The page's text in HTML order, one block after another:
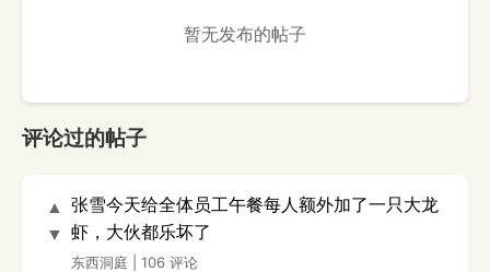
暂无发布的帖子
评论过的帖子
▲
▼
张雪今天给全体员工午餐每人额外加了一只大龙
虾，大伙都乐坏了
东西洞庭 106 评论